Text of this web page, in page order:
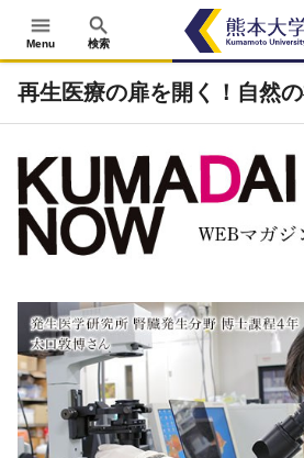
menu
Menu
search
検索
再生医療の扉を開く！自然